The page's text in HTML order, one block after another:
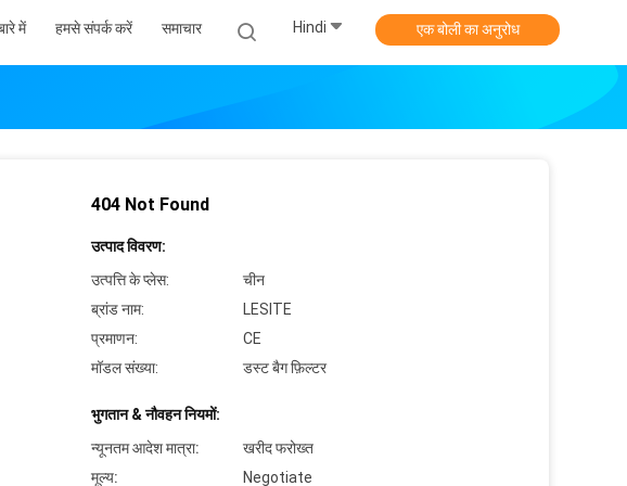
में हमसे संपर्क करें समाचार Hindi एक बोली का अनुरोध
404 Not Found
उत्पाद विवरण:
उत्पत्ति के प्लेस:
चीन
ब्रांड नाम:
LESITE
प्रमाणन:
CE
मॉडल संख्या:
डस्ट बैग फ़िल्टर
भुगतान & नौवहन नियमों:
न्यूनतम आदेश मात्रा:
खरीद फरोख्त
मूल्य:
Negotiate